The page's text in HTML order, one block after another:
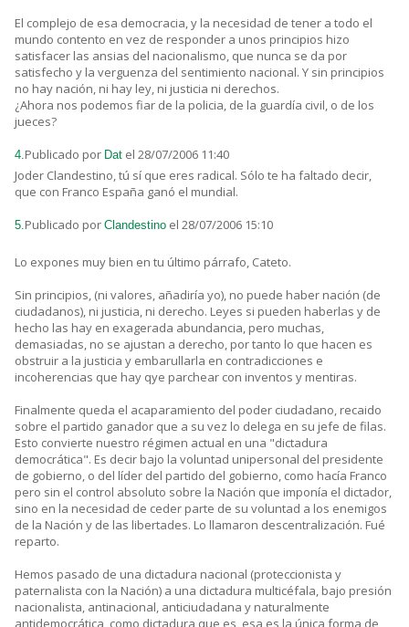
El complejo de esa democracia, y la necesidad de tener a todo el
mundo contento en vez de responder a unos principios hizo
satisfacer las ansias del nacionalismo, que nunca se da por
satisfecho y la verguenza del sentimiento nacional. Y sin principios
no hay nación, ni hay ley, ni justicia ni derechos.
¿Ahora nos podemos fiar de la policia, de la guardía civil, o de los
jueces?
4.Publicado por Dat el 28/07/2006 11:40
Joder Clandestino, tú sí que eres radical. Sólo te ha faltado decir,
que con Franco España ganó el mundial.
5.Publicado por Clandestino el 28/07/2006 15:10
Lo expones muy bien en tu último párrafo, Cateto.
Sin principios, (ni valores, añadiría yo), no puede haber nación (de
ciudadanos), ni justicia, ni derecho. Leyes si pueden haberlas y de
hecho las hay en exagerada abundancia, pero muchas,
demasiadas, no se ajustan a derecho, por tanto lo que hacen es
obstruir a la justicia y embarullarla en contradicciones e
incoherencias que hay qye parchear con inventos y mentiras.
Finalmente queda el acaparamiento del poder ciudadano, recaido
sobre el partido ganador que a su vez lo delega en su jefe de filas.
Esto convierte nuestro régimen actual en una "dictadura
democrática". Es decir bajo la voluntad unipersonal del presidente
de gobierno, o del líder del partido del gobierno, como hacía Franco
pero sin el control absoluto sobre la Nación que imponía el dictador,
sino en la necesidad de ceder parte de su voluntad a los enemigos
de la Nación y de las libertades. Lo llamaron descentralización. Fué
reparto.
Hemos pasado de una dictadura nacional (proteccionista y
paternalista con la Nación) a una dictadura multicéfala, bajo presión
nacionalista, antinacional, anticiudadana y naturalmente
antidemocrática, como dictadura que es, esa es la única forma de